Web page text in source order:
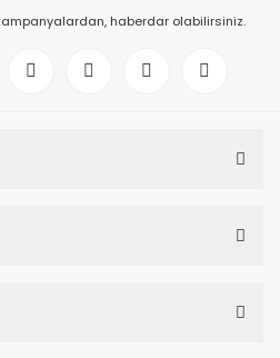
haberdar olabilirsiniz.